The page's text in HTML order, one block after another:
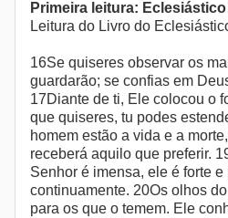
Primeira leitura: Eclesiástico
Leitura do Livro do
16Se quiseres observar os
guardarão; se confias em
17Diante de ti, Ele colocou o
que quiseres, tu podes
homem estão a vida e a
receberá aquilo que preferir.
Senhor é imensa, ele é forte
continuamente. 20Os olhos
para os que o temem. Ele